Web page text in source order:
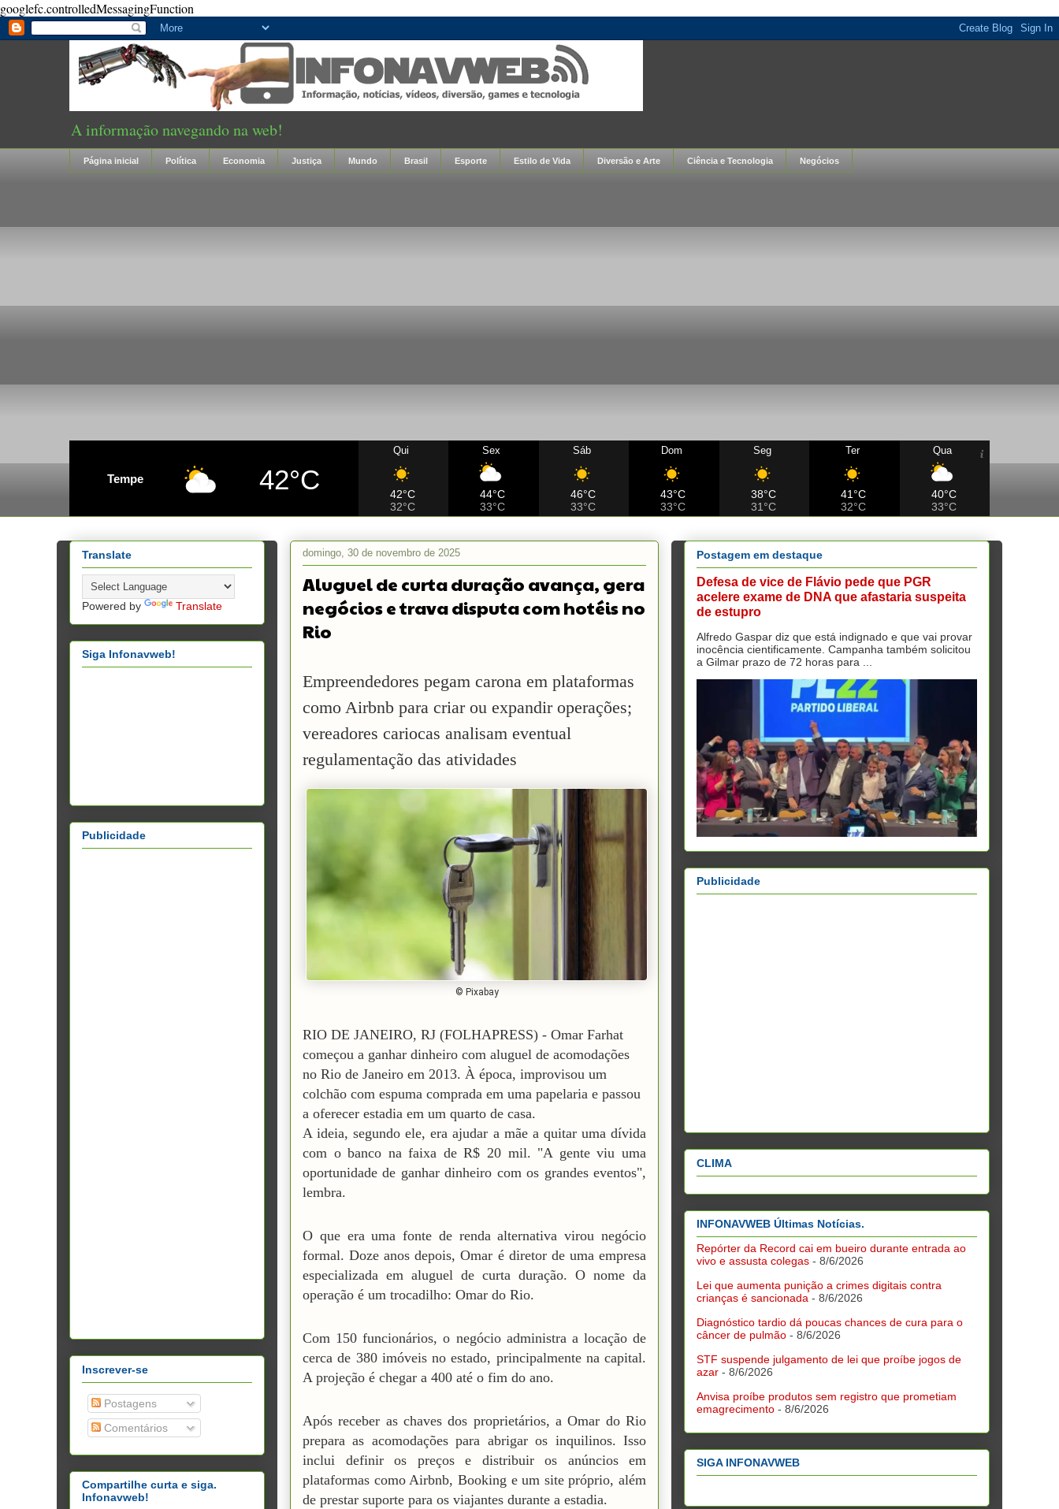
googlefc.controlledMessagingFunction
A informação navegando na web!
Página inicial Política Economia Justiça Mundo Brasil Esporte Estilo de Vida Diversão e Arte Ciência e Tecnologia Negócios
Tempe 42°C
Qui
42°C
32°C
Sex
44°C
33°C
Sáb
46°C
33°C
Dom
43°C
33°C
Seg
38°C
31°C
Ter
41°C
32°C
Qua
40°C
33°C
domingo, 30 de novembro de 2025
Aluguel de curta duração avança, gera
negócios e trava disputa com hotéis no
Rio
Empreendedores pegam carona em plataformas
como Airbnb para criar ou expandir operações;
vereadores cariocas analisam eventual
regulamentação das atividades
© Pixabay
RIO DE JANEIRO, RJ (FOLHAPRESS) - Omar Farhat
começou a ganhar dinheiro com aluguel de acomodações
no Rio de Janeiro em 2013. À época, improvisou um
colchão com espuma comprada em uma papelaria e passou
a oferecer estadia em um quarto de casa.
A ideia, segundo ele, era ajudar a mãe a quitar uma dívida
com o banco na faixa de R$ 20 mil. "A gente viu uma
oportunidade de ganhar dinheiro com os grandes eventos",
lembra.
O que era uma fonte de renda alternativa virou negócio
formal. Doze anos depois, Omar é diretor de uma empresa
especializada em aluguel de curta duração. O nome da
operação é um trocadilho: Omar do Rio.
Com 150 funcionários, o negócio administra a locação de
cerca de 380 imóveis no estado, principalmente na capital.
A projeção é chegar a 400 até o fim do ano.
Após receber as chaves dos proprietários, a Omar do Rio
prepara as acomodações para abrigar os inquilinos. Isso
inclui definir os preços e distribuir os anúncios em
plataformas como Airbnb, Booking e um site próprio, além
de prestar suporte para os viajantes durante a estadia.
Translate
Powered by Translate
Siga Infonavweb!
Publicidade
Inscrever-se
Postagens
Comentários
Compartilhe curta e siga.
Infonavweb!
Postagem em destaque
Defesa de vice de Flávio pede que PGR
acelere exame de DNA que afastaria suspeita
de estupro
Alfredo Gaspar diz que está indignado e que vai provar
inocência cientificamente. Campanha também solicitou
a Gilmar prazo de 72 horas para ...
Publicidade
CLIMA
INFONAVWEB Últimas Notícias.
Repórter da Record cai em bueiro durante entrada ao
vivo e assusta colegas - 8/6/2026
Lei que aumenta punição a crimes digitais contra
crianças é sancionada - 8/6/2026
Diagnóstico tardio dá poucas chances de cura para o
câncer de pulmão - 8/6/2026
STF suspende julgamento de lei que proíbe jogos de
azar - 8/6/2026
Anvisa proíbe produtos sem registro que prometiam
emagrecimento - 8/6/2026
SIGA INFONAVWEB